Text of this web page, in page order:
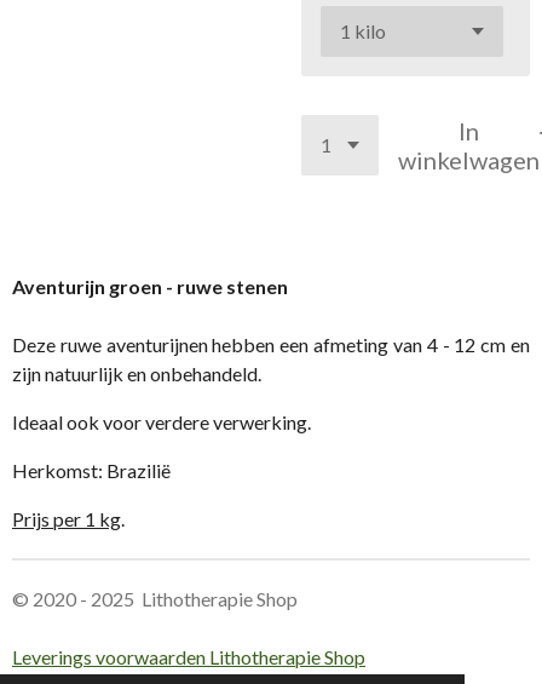
In
winkelwagen
Aventurijn groen - ruwe stenen
Deze ruwe aventurijnen hebben een afmeting van 4 - 12 cm en
zijn natuurlijk en onbehandeld.
Ideaal ook voor verdere verwerking.
Herkomst: Brazilië
Prijs per 1 kg.
© 2020 - 2025 Lithotherapie Shop
Leverings voorwaarden Lithotherapie Shop